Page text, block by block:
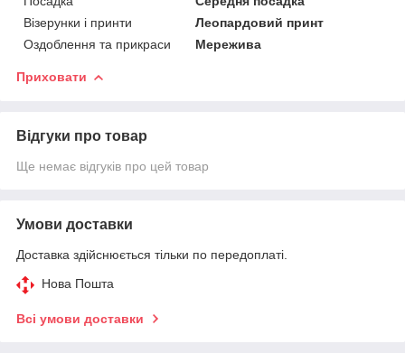
Візерунки і принти
Леопардовий принт
Оздоблення та прикраси
Мережива
Приховати
Відгуки про товар
Ще немає відгуків про цей товар
Умови доставки
Доставка здійснюється тільки по передоплаті.
Нова Пошта
Всі умови доставки